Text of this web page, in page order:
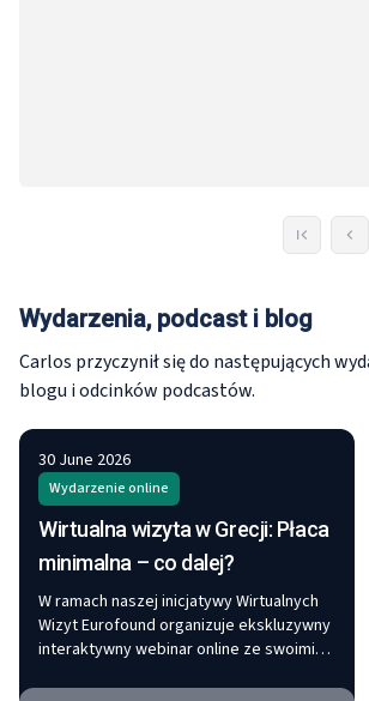
Wydarzenia, podcast i blog
Carlos przyczynił się do następujących
blogu i odcinków podcastów.
30 June 2026
Wydarzenie online
Wirtualna wizyta w Grecji: Płaca
minimalna – co dalej?
W ramach naszej inicjatywy Wirtualnych
Wizyt Eurofound organizuje ekskluzywny
interaktywny webinar online ze swoimi